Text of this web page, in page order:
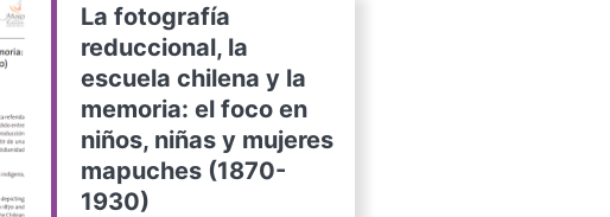
La fotografía
reduccional, la
escuela chilena y la
memoria: el foco en
niños, niñas y mujeres
mapuches (1870-
1930)